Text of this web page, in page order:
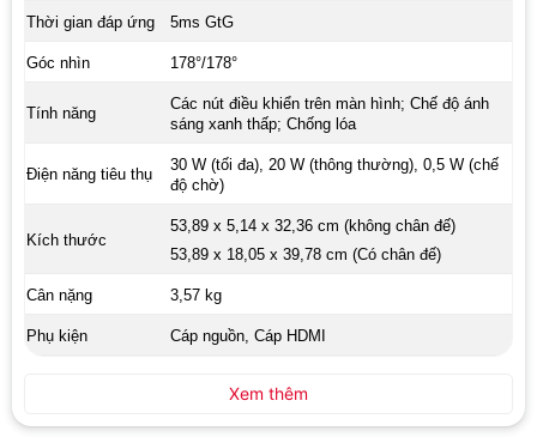
Thời gian đáp ứng 5ms GtG
Góc nhìn 178°/178°
Tính năng
Các nút điều khiển trên màn hình; Chế độ ánh
sáng xanh thấp; Chống lóa
Điện năng tiêu thụ
30 W (tối đa), 20 W (thông thường), 0,5 W (chế
độ chờ)
Kích thước
53,89 x 5,14 x 32,36 cm (không chân đế)
53,89 x 18,05 x 39,78 cm (Có chân đế)
Cân nặng 3,57 kg
Phụ kiện Cáp nguồn, Cáp HDMI
Xem thêm